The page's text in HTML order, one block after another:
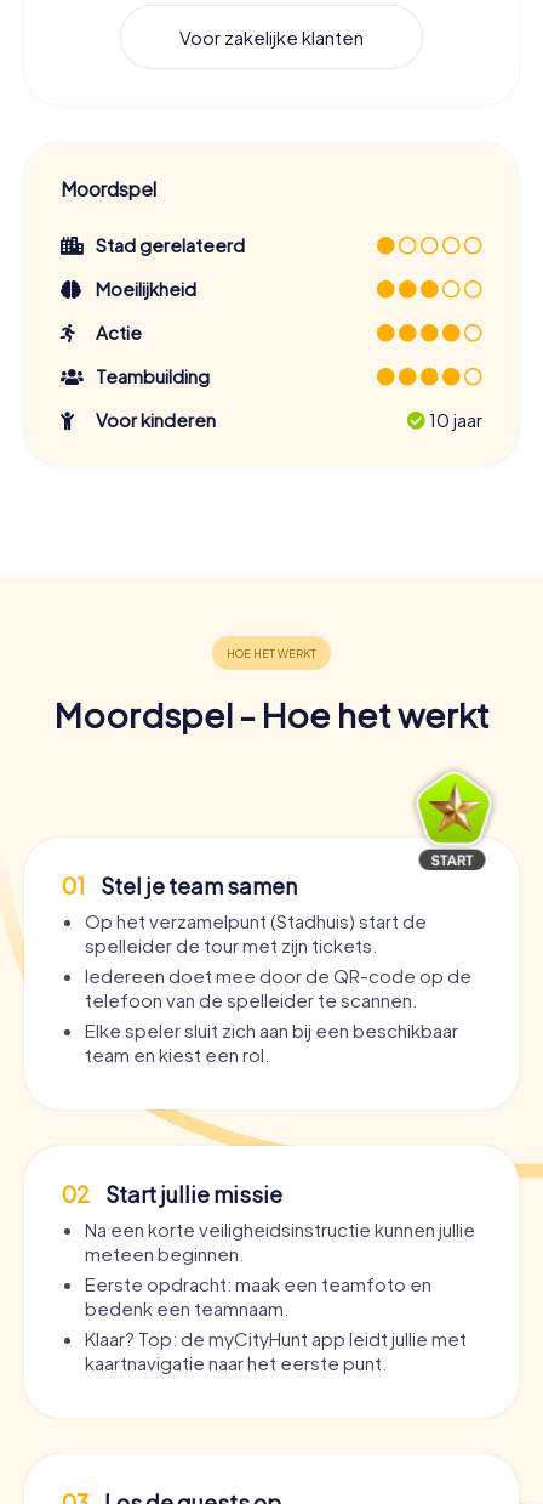
Voor zakelijke klanten
Moordspel
Stad gerelateerd
Moeilijkheid
Actie
Teambuilding
Voor kinderen
10 jaar
Moordspel - Hoe het werkt
01 Stel je team samen
Op het verzamelpunt (Stadhuis) start de
spelleider de tour met zijn tickets.
Iedereen doet mee door de QR-code op de
telefoon van de spelleider te scannen.
Elke speler sluit zich aan bij een beschikbaar
team en kiest een rol.
02 Start jullie missie
Na een korte veiligheidsinstructie kunnen jullie
meteen beginnen.
Eerste opdracht: maak een teamfoto en
bedenk een teamnaam.
Klaar? Top: de myCityHunt app leidt jullie met
kaartnavigatie naar het eerste punt.